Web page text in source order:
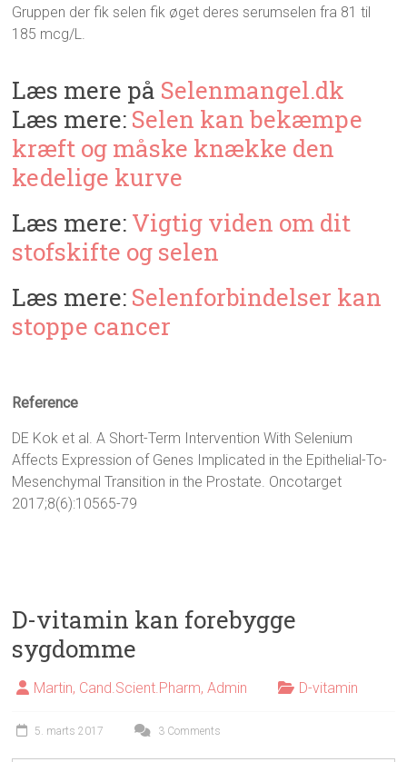
Gruppen der fik selen fik øget deres serumselen fra 81 til
185 mcg/L.
Læs mere på Selenmangel.dk
Læs mere: Selen kan bekæmpe
kræft og måske knække den
kedelige kurve
Læs mere: Vigtig viden om dit
stofskifte og selen
Læs mere: Selenforbindelser kan
stoppe cancer
Reference
DE Kok et al. A Short-Term Intervention With Selenium
Affects Expression of Genes Implicated in the Epithelial-To-
Mesenchymal Transition in the Prostate. Oncotarget
2017;8(6):10565-79
D-vitamin kan forebygge
sygdomme
Martin, Cand.Scient.Pharm, Admin D-vitamin
5. marts 2017 3 Comments